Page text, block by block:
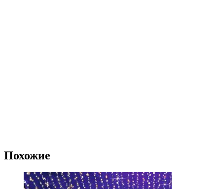
Похожие